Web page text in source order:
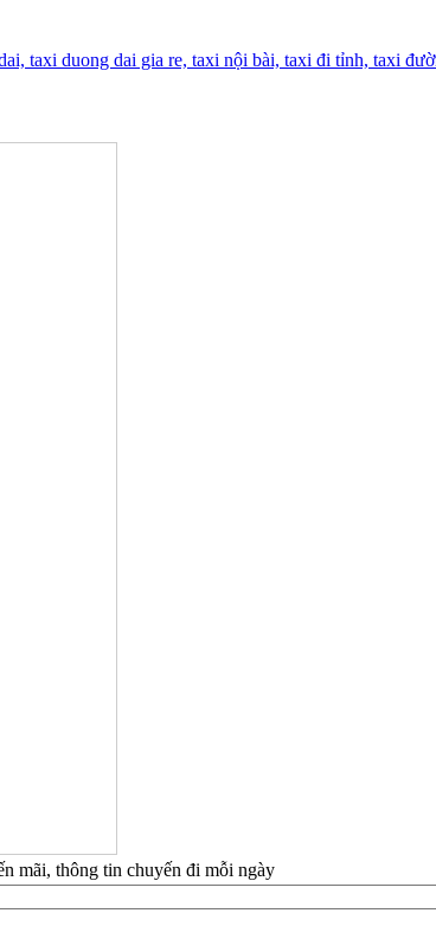
taxi duong dai gia re, taxi nội bài, taxi đi tỉnh, taxi
mãi, thông tin chuyến đi mỗi ngày